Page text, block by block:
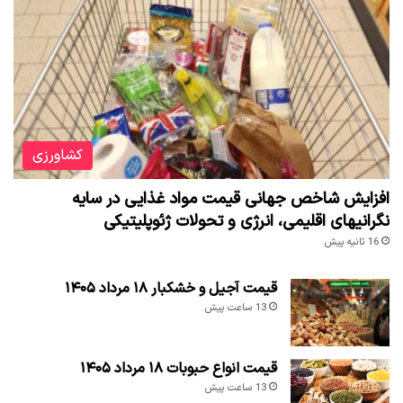
کشاورزی
افزایش شاخص جهانی قیمت مواد غذایی در سایه
نگرانیهای اقلیمی، انرژی و تحولات ژئوپلیتیکی
16 ثانیه پیش
قیمت آجیل و خشکبار ۱۸ مرداد ۱۴۰۵
13 ساعت پیش
قیمت انواع حبوبات ۱۸ مرداد ۱۴۰۵
13 ساعت پیش